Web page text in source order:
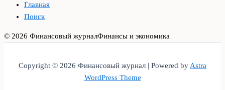
Главная
Поиск
© 2026 Финансовый журналФинансы и экономика
Copyright © 2026 Финансовый журнал | Powered byAstra
WordPress Theme